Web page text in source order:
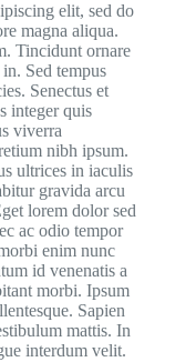
elit, sed do
magna aliqua.
Tincidunt ornare
Sed tempus
Senectus et
integer quis
viverra
nibh ipsum.
ultrices in iaculis
gravida arcu
lorem dolor sed
ac odio tempor
enim nunc
id venenatis a
morbi. Ipsum
Sapien
mattis. In
interdum velit.